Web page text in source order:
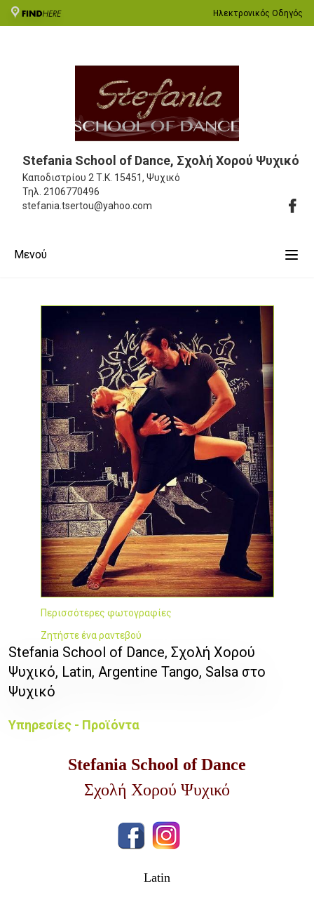
Ηλεκτρονικός Οδηγός
Stefania School of Dance, Σχολή Χορού Ψυχικό
Καποδιστρίου 2 Τ.Κ. 15451, Ψυχικό
Τηλ. 2106770496
stefania.tsertou@yahoo.com
Μενού
Περισσότερες φωτογραφίες
Ζητήστε ένα ραντεβού
Stefania School of Dance, Σχολή Χορού
Ψυχικό, Latin, Argentine Tango, Salsa στο
Ψυχικό
Υπηρεσίες - Προϊόντα
Stefania School of Dance
Σχολή Χορού Ψυχικό
Latin